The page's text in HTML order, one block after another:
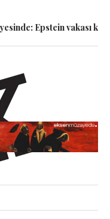
Epstein vakası kadim